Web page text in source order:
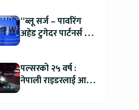
“ब्लू सर्ज – पावरिंग
अहेड टुगेदर पार्टनर्स मीट
यामाहाको घोषणा
पल्सरको २५ वर्ष :
नेपाली राइडरलाई आफ्नै